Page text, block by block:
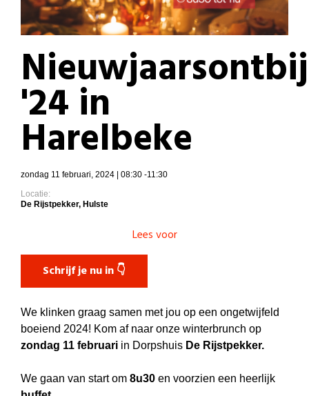
'24 in
Harelbeke
zondag 11 februari, 2024 | 08:30 -11:30
Locatie:
De Rijstpekker, Hulste
Lees voor
Schrijf je nu in 👇
We klinken graag samen met jou op een ongetwijfeld
boeiend 2024! Kom af naar onze winterbrunch op
zondag 11 februari in Dorpshuis De Rijstpekker.
We gaan van start om8u30 en voorzien een heerlijk